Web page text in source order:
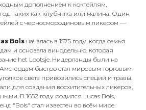
дополнением к коктейлям,
таких как клубника или малина. Один
с черносмородиновым ликером —
Bols началась в 1575 году, когда семья
и основала винодельню, которая
het Lootsje. Нидерланды были на
Амстердам быстро стал мировым торговым
света привозились специи и травы,
для создания восхитительных ликеров,
В 1652 году родился Lucas Bols,
"Bols" стал известен во всём мире.